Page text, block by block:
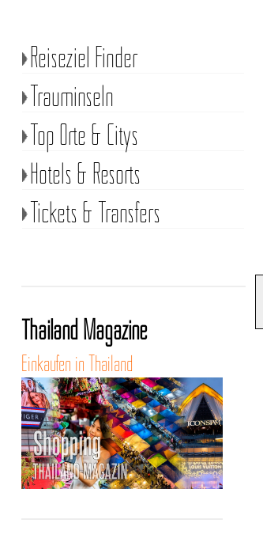
Reiseziel Finder
Trauminseln
Top Orte & Citys
Hotels & Resorts
Tickets & Transfers
Thailand Magazine
Einkaufen in Thailand